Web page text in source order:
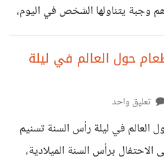
أهم وجبة يتناولها الشخص في اليوم،
جيدًا ما سنأكله بعد ساعات من
ومشاكل في المعدة. ويقول
يعطي الشخص الطاقة لبدء يومه
ضرورة تناول فطور صحي
متوازن. ‫ومن الضرورة إمداد ‫الجسم بالعناصر المغذية
والفيتامينات في بداية اليوم، ولهذا ‫ينبغي أن يحتوي الفطور على
حول العالم في ليلة
تعليق واحد
العالم في ليلة رأس السنة تسنيم
إلى الاحتفال برأس السنة الميلادية،